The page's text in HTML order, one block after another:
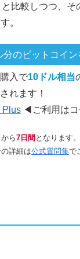
と比較しつつ、そ
。
のビットコイン
入で10ドル相当
れます！
Plus◀ご利用はコ
ら7日間 となります。
詳細は公式質問集で